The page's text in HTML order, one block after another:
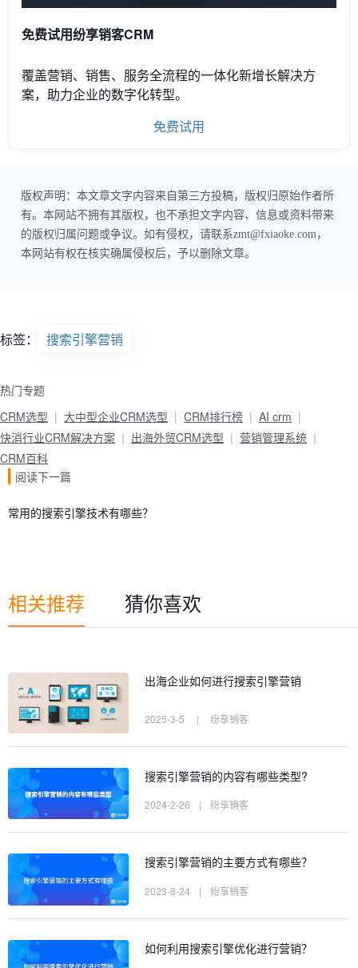
免费试用纷享销客CRM
覆盖营销、销售、服务全流程的一体化新增长解决方
案，助力企业的数字化转型。
免费试用
版权声明：本文章文字内容来自第三方投稿，版权归原始作者所
有。本网站不拥有其版权，也不承担文字内容、信息或资料带来
的版权归属问题或争议。如有侵权，请联系zmt@fxiaoke.com，
本网站有权在核实确属侵权后，予以删除文章。
标签： 搜索引擎营销
热门专题
CRM选型
大中型企业CRM选型 CRM排行榜
AI crm
快消行业CRM解决方案
出海外贸CRM选型
营销管理系统
CRM百科
阅读下一篇
常用的搜索引擎技术有哪些？
相关推荐 猜你喜欢
出海企业如何进行搜索引擎营销
2025-3-5 | 纷享销客
搜索引擎营销的内容有哪些类型?
2024-2-26 | 纷享销客
搜索引擎营销的主要方式有哪些？
2023-8-24 | 纷享销客
如何利用搜索引擎优化进行营销？